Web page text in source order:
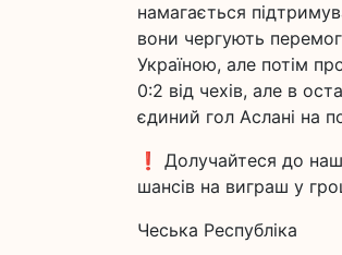
намагається
вони чергують
Україною, але потім
0:2 від чехів, але в
єдиний гол Аслані на
❗️ Долучайтеся до
шансів на виграш у
Чеська Республіка